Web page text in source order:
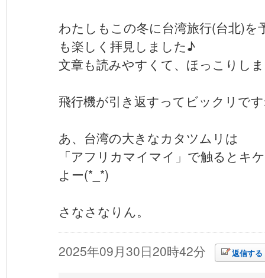
わたしもこの冬に台湾旅行(台北)を
も楽しく拝見しました♪
文章も読みやすくて、ほっこりし
飛行機が引き返すってビックリで
あ、台湾の大きなカタツムリは
「アフリカマイマイ」で触るとキ
よー(*_*)
さなさなりん。
2025年09月30日20時42分 返信する